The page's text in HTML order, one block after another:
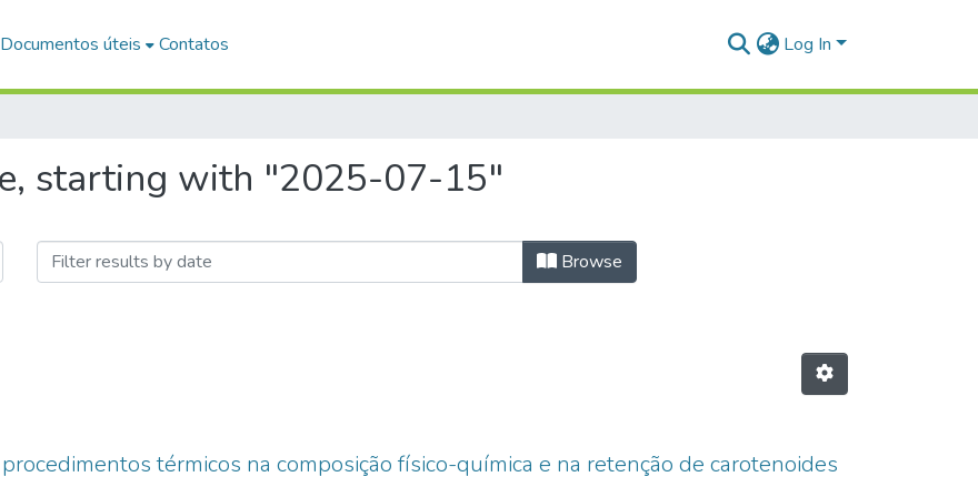
Documentos úteis Contatos Log In
starting with "2025-07-15"
Browse
térmicos na composição físico-química e na retenção de carotenoides